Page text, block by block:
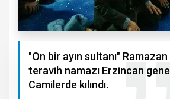
"On bir ayın sultanı" Ramazan
teravih namazı Erzincan
Camilerde kılındı.